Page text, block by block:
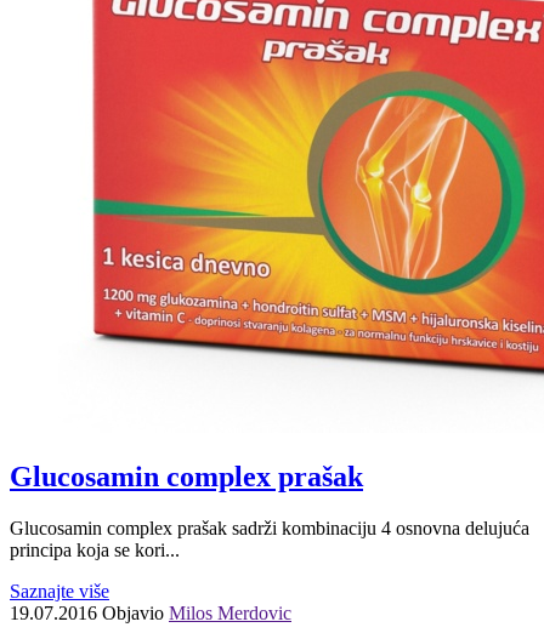
Glucosamin complex prašak
Glucosamin complex prašak sadrži kombinaciju 4 osnovna delujuća
principa koja se kori...
Saznajte više
19.07.2016 Objavio Milos Merdovic